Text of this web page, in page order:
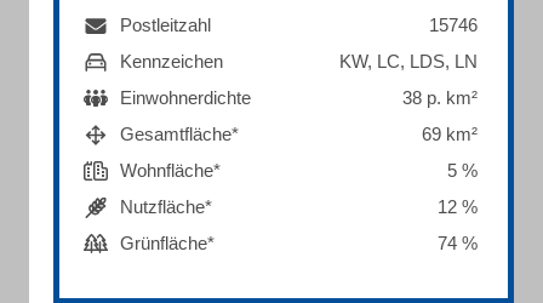
Postleitzahl
15746
Kennzeichen
KW, LC, LDS, LN
Einwohnerdichte
38 p. km²
Gesamtfläche*
69 km²
Wohnfläche*
5 %
Nutzfläche*
12 %
Grünfläche*
74 %